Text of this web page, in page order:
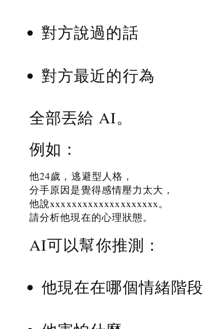
對方說過的話
對方最近的行為
全部丟給 AI。
例如：
他24歲，逃避型人格，
分手原因是覺得感情壓力太大，
他說xxxxxxxxxxxxxxxxxxxx。
請分析他現在的心理狀態。
AI可以幫你推測：
他現在在哪個情緒階段